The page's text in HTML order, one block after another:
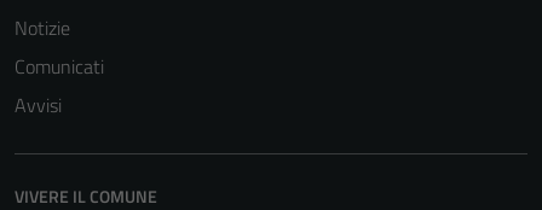
Notizie
Comunicati
Avvisi
VIVERE IL COMUNE